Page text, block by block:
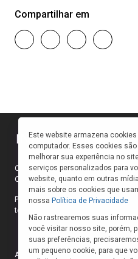
Compartilhar em
Como faço para ir ao teatro? Onde
Quais peças estão em cartaz?
Para responder a essas e outras
teatrais do INFOTEATRO.
As informações das peças
Este website armazena cookies
computador. Esses cookies
melhorar sua experiência no
serviços personalizados para
website, quanto em outras
mais sobre os cookies que
nossa Política de Privacidade
Não rastrearemos suas
você visitar nosso site, porém,
suas preferências,
um pequeno cookie, para que